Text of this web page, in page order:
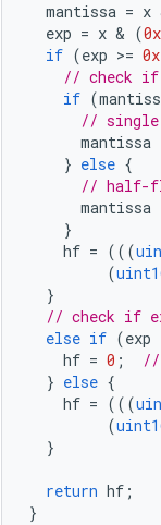
mantissa = x
exp = x & (
if (exp >=
// check if
if (
// single
mantissa
} else {
// half-
mantissa
}
hf = (((
(
}
// check if
else if (exp
hf = 0 ;
//
} else {
hf = (((
(
}
return hf ;
}